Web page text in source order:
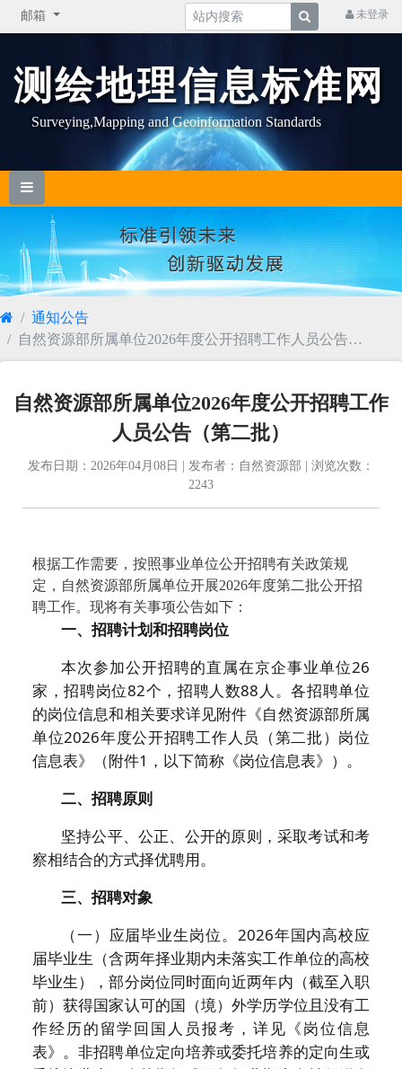
邮箱 未登录
测绘地理信息标准网
Surveying,Mapping and Geoinformation Standards
通知公告
自然资源部所属单位2026年度公开招聘工作人员公告
（第二批）
自然资源部所属单位2026年度公开招聘工作
人员公告（第二批）
发布日期：2026年04月08日 | 发布者：自然资源部 | 浏览次数：
2243
根据工作需要，按照事业单位公开招聘有关政策规
定，自然资源部所属单位开展2026年度第二批公开招
聘工作。现将有关事项公告如下：
一、招聘计划和招聘岗位
本次参加公开招聘的直属在京企事业单位26
家，招聘岗位82个，招聘人数88人。各招聘单位
的岗位信息和相关要求详见附件《自然资源部所属
单位2026年度公开招聘工作人员（第二批）岗位
信息表》（附件1，以下简称《岗位信息表》）。
二、招聘原则
坚持公平、公正、公开的原则，采取考试和考
察相结合的方式择优聘用。
三、招聘对象
（一）应届毕业生岗位。2026年国内高校应
届毕业生（含两年择业期内未落实工作单位的高校
毕业生），部分岗位同时面向近两年内（截至入职
前）获得国家认可的国（境）外学历学位且没有工
作经历的留学回国人员报考，详见《岗位信息
表》。非招聘单位定向培养或委托培养的定向生或